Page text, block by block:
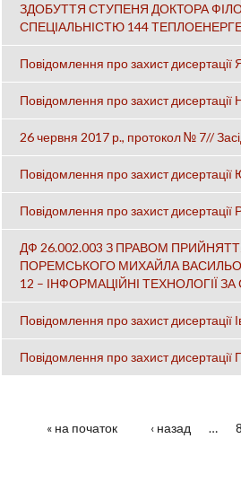
ЗДОБУТТЯ СТУПЕНЯ ДОКТОРА
СПЕЦІАЛЬНІСТЮ 144
Повідомлення про захист
Повідомлення про захист
26 червня 2017 р., протокол № 7//
Повідомлення про захист дисертації
Повідомлення про захист дисертації
ДФ 26.002.003 З ПРАВОМ
ПОРЕМСЬКОГО МИХАЙЛА
12 – ІНФОРМАЦІЙНІ ТЕХНОЛОГІЇ
Повідомлення про захист дисертації
Повідомлення про захист
« на початок ‹ назад … 8